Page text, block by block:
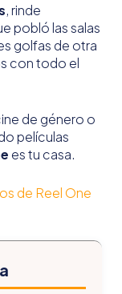
, rinde
pobló las salas
golfas de otra
con todo el
de género o
películas
es tu casa.
de Reel One